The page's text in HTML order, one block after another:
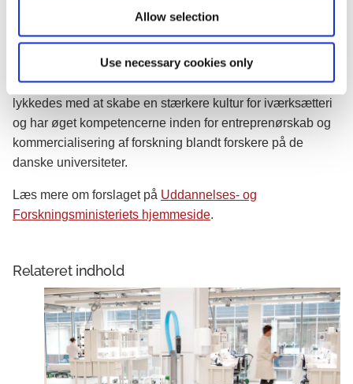
Allow selection
Use necessary cookies only
Entrepreneurship et vigtigt initiativ, der formår at bygge
broer og gøre det nemmere at få opfindelser til at blive til
Open Entrepreneurship har eksisteret siden 2017 og er
lykkedes med at skabe en stærkere kultur for iværksætteri
og har øget kompetencerne inden for entreprenørskab og
kommercialisering af forskning blandt forskere på de
danske universiteter.
Læs mere om forslaget på Uddannelses- og
Forskningsministeriets hjemmeside.
Relateret indhold